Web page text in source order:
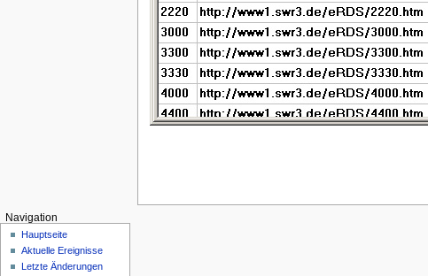
Navigation
Hauptseite
Aktuelle Ereignisse
Letzte Änderungen